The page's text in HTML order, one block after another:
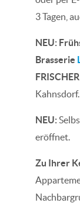
3 Tagen,
NEU:
Brasserie
Kahnsdorf.
NEU:
eröffnet.
Zu Ihrer